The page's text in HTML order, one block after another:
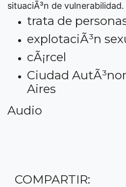
situaciÃ³n de vulnerabilidad.
trata de
explotaciÃ³n
cÃ¡rcel
Ciudad
Aires
Audio
COMPARTIR: